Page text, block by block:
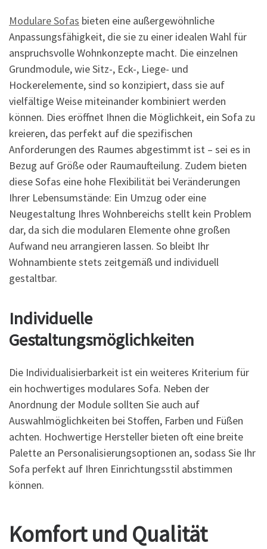
Modulare Sofas bieten eine außergewöhnliche
Anpassungsfähigkeit, die sie zu einer idealen Wahl für
anspruchsvolle Wohnkonzepte macht. Die einzelnen
Grundmodule, wie Sitz-, Eck-, Liege- und
Hockerelemente, sind so konzipiert, dass sie auf
vielfältige Weise miteinander kombiniert werden
können. Dies eröffnet Ihnen die Möglichkeit, ein Sofa zu
kreieren, das perfekt auf die spezifischen
Anforderungen des Raumes abgestimmt ist – sei es in
Bezug auf Größe oder Raumaufteilung. Zudem bieten
diese Sofas eine hohe Flexibilität bei Veränderungen
Ihrer Lebensumstände: Ein Umzug oder eine
Neugestaltung Ihres Wohnbereichs stellt kein Problem
dar, da sich die modularen Elemente ohne großen
Aufwand neu arrangieren lassen. So bleibt Ihr
Wohnambiente stets zeitgemäß und individuell
gestaltbar.
Individuelle
Gestaltungsmöglichkeiten
Die Individualisierbarkeit ist ein weiteres Kriterium für
ein hochwertiges modulares Sofa. Neben der
Anordnung der Module sollten Sie auch auf
Auswahlmöglichkeiten bei Stoffen, Farben und Füßen
achten. Hochwertige Hersteller bieten oft eine breite
Palette an Personalisierungsoptionen an, sodass Sie Ihr
Sofa perfekt auf Ihren Einrichtungsstil abstimmen
können.
Komfort und Qualität